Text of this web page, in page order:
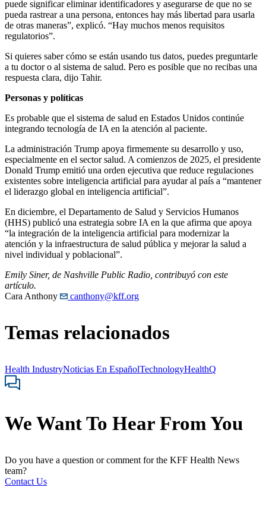
puede significar eliminar identificadores y asegurarse de que no se
pueda rastrear a una persona, entonces hay más libertad para usarla
de otras maneras”, explicó. “Hay muchos menos requisitos
regulatorios”.
Si quieres saber cómo se están usando tus datos, puedes preguntarle
a tu doctor o al sistema de salud. Pero es posible que no recibas una
respuesta clara, dijo Tahir.
Personas y políticas
Es probable que el sistema de salud en Estados Unidos continúe
integrando tecnología de IA en la atención al paciente.
La administración Trump apoya firmemente su desarrollo y uso,
especialmente en el sector salud. A comienzos de 2025, el presidente
Donald Trump emitió una orden ejecutiva que reduce regulaciones
existentes sobre inteligencia artificial para ayudar al país a “mantener
el liderazgo global en inteligencia artificial”.
En diciembre, el Departamento de Salud y Servicios Humanos
(HHS) publicó una estrategia sobre IA en la que afirma que apoya
“la integración de la inteligencia artificial para modernizar la
atención y la infraestructura de salud pública y mejorar la salud a
nivel individual y poblacional”.
Emily Siner, de Nashville Public Radio, contribuyó con este
artículo.
Cara Anthony
canthony@kff.org
Temas relacionados
Health IndustryNoticias En EspañolTechnologyHealthQ
We Want To Hear From You
Do you have a question or comment for the KFF Health News
team?
Contact Us